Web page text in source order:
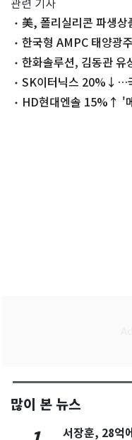
관련 기사
美, 폴리실리콘 파생
목]한국형 AMPC 태양광
[핫종목]
한화솔루션, 김동관
SK이터닉스 20%↓…
종목]
HD현대엔솔 15%↑ '
많이 본 뉴스
서장훈, 28억